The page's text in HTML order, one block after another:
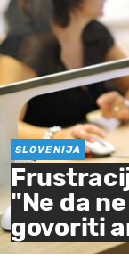
SLOVENIJA
"Ne da
govoriti